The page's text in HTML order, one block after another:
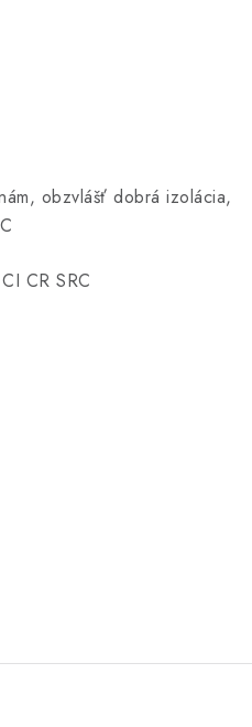
obzvlášť dobrá izolácia,
CR SRC